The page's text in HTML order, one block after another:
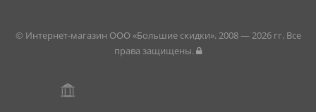
© Интернет-магазин ООО «Большие скидки». 2008 — 2026 гг. Все
права защищены.